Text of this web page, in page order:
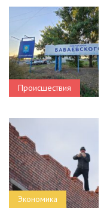
Происшествия
Экономика